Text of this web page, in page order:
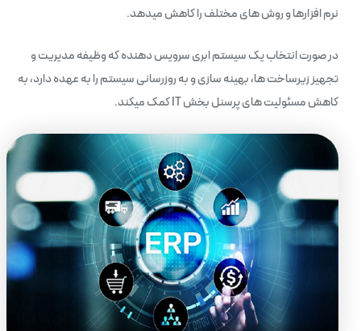
نرم افزارها و روش های مختلف را کاهش میدهد.
در صورت انتخاب یک سیستم ابری سرویس دهنده که وظیفه مدیریت و
تجهیز زیرساخت ها، بهینه سازی و به روزرسانی سیستم را به عهده دارد، به
کاهش مسئولیت های پرسنل بخش IT کمک میکند.